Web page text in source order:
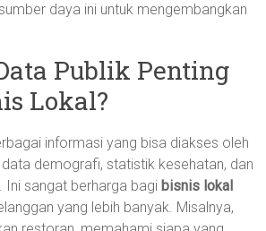
daya ini untuk mengembangkan
Publik Penting
Lokal?
informasi yang bisa diakses oleh
demografi, statistik kesehatan, dan
sangat berharga bagi bisnis lokal
yang lebih banyak. Misalnya,